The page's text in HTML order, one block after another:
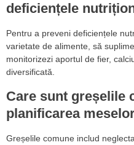
deficiențele
Pentru a preveni deficiențele
varietate de alimente, să
monitorizezi aportul de fier,
diversificată.
Care sunt greșelile
planificarea
Greșelile comune includ